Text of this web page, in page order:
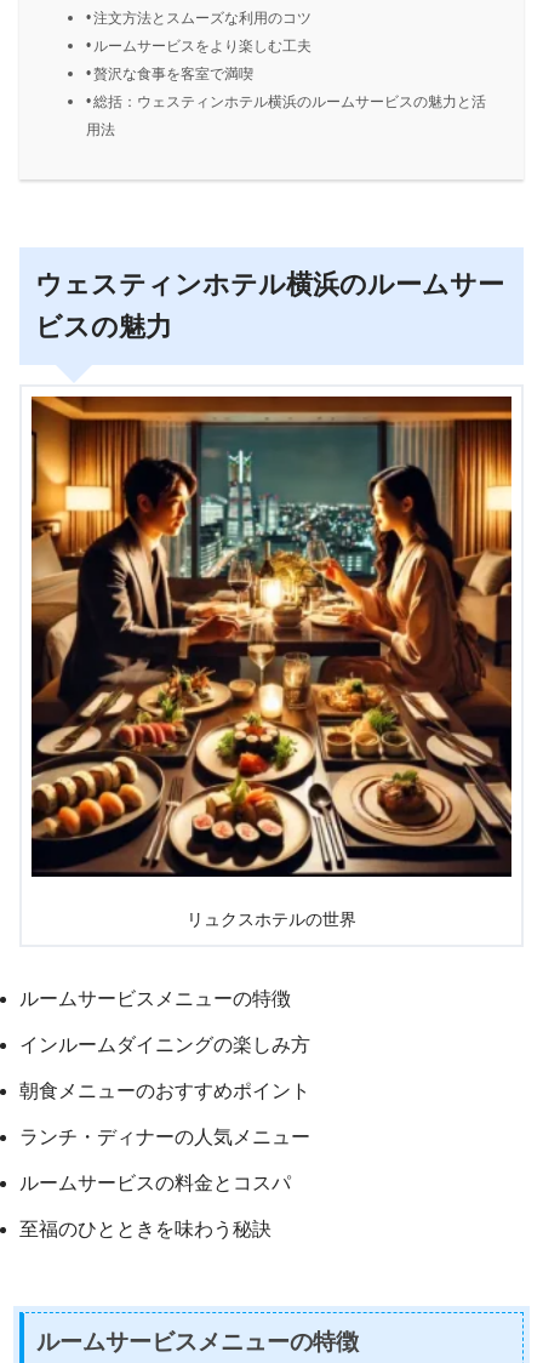
注文方法とスムーズな利用のコツ
ルームサービスをより楽しむ工夫
贅沢な食事を客室で満喫
総括：ウェスティンホテル横浜のルームサービスの魅力と活
用法
ウェスティンホテル横浜のルームサー
ビスの魅力
リュクスホテルの世界
ルームサービスメニューの特徴
インルームダイニングの楽しみ方
朝食メニューのおすすめポイント
ランチ・ディナーの人気メニュー
ルームサービスの料金とコスパ
至福のひとときを味わう秘訣
ルームサービスメニューの特徴